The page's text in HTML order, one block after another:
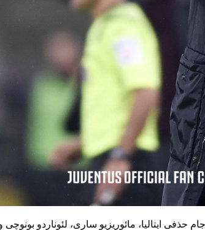
حذفی ایتالیا، مائوریزیو ساری، لئوناردو